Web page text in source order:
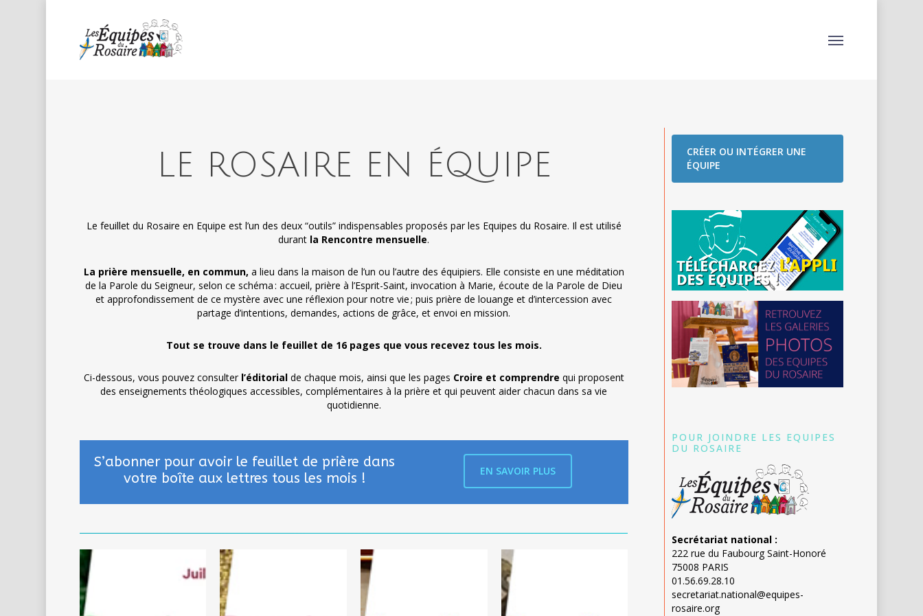
Menu
LE ROSAIRE EN ÉQUIPE
Le feuillet du Rosaire en Equipe est l’un des deux “outils” indispensables proposés par les Equipes du Rosaire. Il est utilisé
durant la Rencontre mensuelle.
La prière mensuelle, en commun, a lieu dans la maison de l’un ou l’autre des équipiers. Elle consiste en une méditation
de la Parole du Seigneur, selon ce schéma : accueil, prière à l’Esprit-Saint, invocation à Marie, écoute de la Parole de Dieu
et approfondissement de ce mystère avec une réflexion pour notre vie ; puis prière de louange et d’intercession avec
partage d’intentions, demandes, actions de grâce, et envoi en mission.
Tout se trouve dans le feuillet de 16 pages que vous recevez tous les mois.
Ci-dessous, vous pouvez consulter l’éditorialde chaque mois, ainsi que les pages Croire et comprendre qui proposent
des enseignements théologiques accessibles, complémentaires à la prière et qui peuvent aider chacun dans sa vie
quotidienne.
S’abonner pour avoir le feuillet de prière dans
votre boîte aux lettres tous les mois !
EN SAVOIR PLUS
Eté
2026
–
n°521
Juin
2026
–
n°520
Mai
2026
–
n°519
Avril
2026
–
n°518
CRÉER OU INTÉGRER UNE
ÉQUIPE
POUR JOINDRE LES EQUIPES
DU ROSAIRE
Secrétariat national :
222 rue du Faubourg Saint-Honoré
75008 PARIS
01.56.69.28.10
secretariat.national@equipes-
rosaire.org